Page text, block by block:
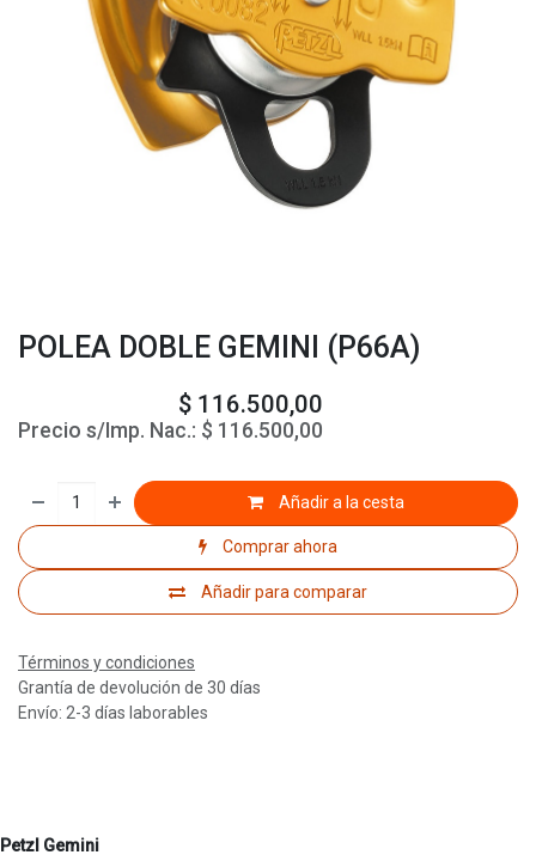
POLEA DOBLE GEMINI (P66A)
$ 116.500,00
Precio s/Imp. Nac.: $ 116.500,00
Añadir a la cesta
Comprar ahora
Añadir para comparar
Términos y condiciones
Grantía de devolución de 30 días
Envío: 2-3 días laborables
Petzl Gemini